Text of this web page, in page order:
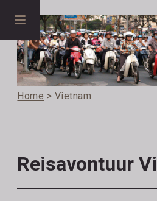
Home > Vietnam
Reisavontuur